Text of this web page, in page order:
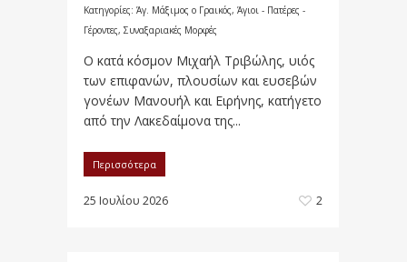
Κατηγορίες: Άγ. Μάξιμος ο Γραικός, Άγιοι - Πατέρες -
Γέροντες, Συναξαριακές Μορφές
Ο κατά κόσμον Μιχαήλ Τριβώλης, υιός
των επιφανών, πλουσίων και ευσεβών
γονέων Μανουήλ και Ειρήνης, κατήγετο
από την Λακεδαίμονα της...
Περισσότερα
25 Ιουλίου 2026 2